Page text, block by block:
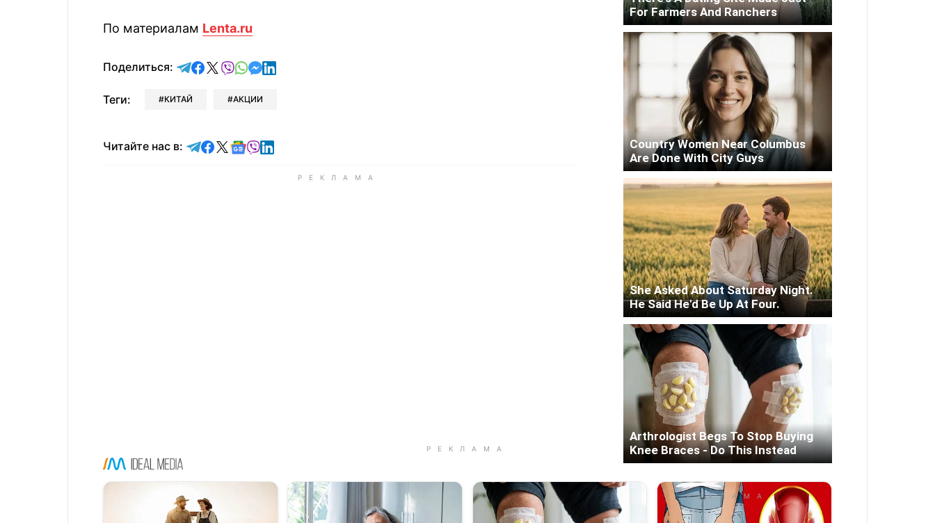
По материалам Lenta.ru
Поделиться: отправить в Telegram
поделиться в Facebook
поделиться в X
отправить в Viber
отправить в Whatsapp
отправить в Messenger
отправить в LinkedIn
Теги: КИТАЙ АКЦИИ
Читайте нас в: Читайте в Telegram
Читайте в Facebook
Читайте в X
Читайте в Google news
Читайте в Viber
Читайте в LinkedIn